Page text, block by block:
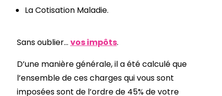
La Cotisation Maladie.
Sans oublier… vos impôts.
D’une manière générale, il a été calculé que
l’ensemble de ces charges qui vous sont
imposées sont de l’ordre de 45% de votre